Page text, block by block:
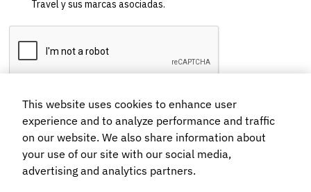
This website uses cookies to enhance user
experience and to analyze performance and traffic
on our website. We also share information about
your use of our site with our social media,
advertising and analytics partners.